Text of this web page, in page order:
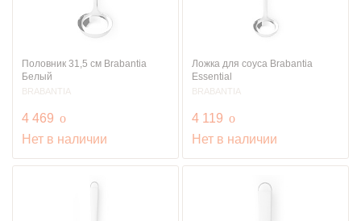
Половник 31,5 см Brabantia
Белый
BRABANTIA
4 469 руб.
o
Нет в наличии
Ложка для соуса Brabantia
Essential
BRABANTIA
4 119 руб.
o
Нет в наличии